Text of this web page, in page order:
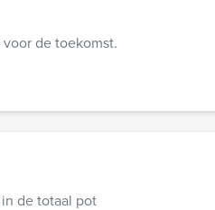
de toekomst.
de totaal pot